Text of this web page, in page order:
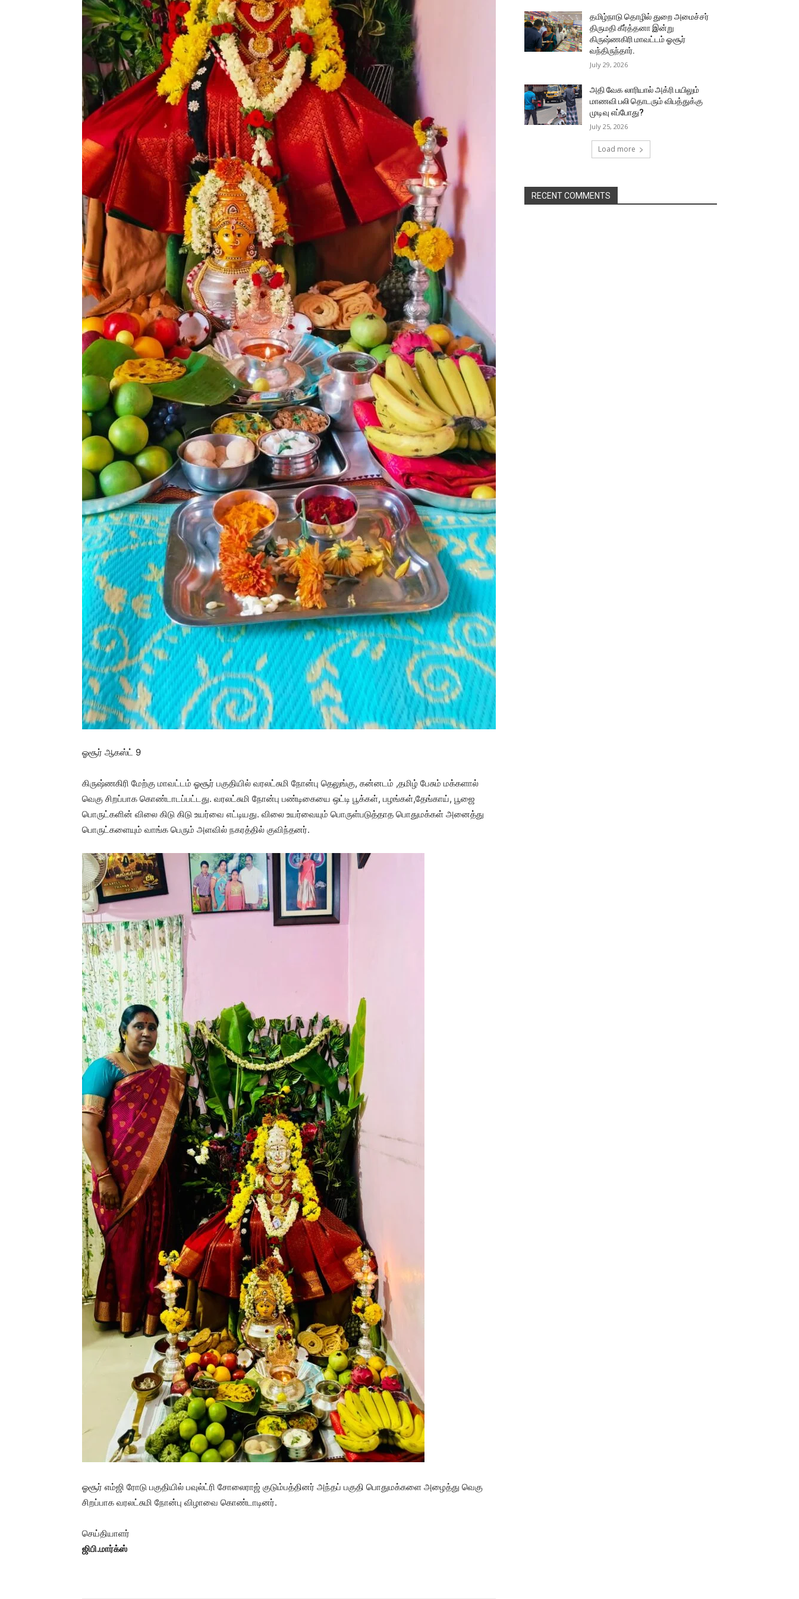
ஓசூர் ஆகஸ்ட் 9
கிருஷ்ணகிரி மேற்கு மாவட்டம் ஓசூர் பகுதியில் வரலட்சுமி நோன்பு தெலுங்கு, கன்னடம் ,தமிழ் பேசும் மக்களால்
வெகு சிறப்பாக கொண்டாடப்பட்டது. வரலட்சுமி நோன்பு பண்டிகையை ஒட்டி பூக்கள், பழங்கள்,தேங்காய், பூஜை
பொருட்களின் விலை கிடு கிடு உயர்வை எட்டியது. விலை உயர்வையும் பொருள்படுத்தாத பொதுமக்கள் அனைத்து
பொருட்களையும் வாங்க பெரும் அளவில் நகரத்தில் குவிந்தனர்.
ஓசூர் எம்ஜி ரோடு பகுதியில் பவுல்ட்ரி சோலைராஜ் குடும்பத்தினர் அந்தப் பகுதி பொதுமக்களை அழைத்து வெகு
சிறப்பாக வரலட்சுமி நோன்பு விழாவை கொண்டாடினர்.
செய்தியாளர்
ஜிபி.மார்க்ஸ்
தமிழ்நாடு தொழில் துறை அமைச்சர்
திருமதி கீர்த்தனா இன்று
கிருஷ்ணகிரி மாவட்டம் ஓசூர்
வந்திருந்தார்.
July 29, 2026
அதி வேக லாரியால் அக்ரி பயிலும்
மாணவி பலி தொடரும் விபத்துக்கு
முடிவு எப்போது?
July 25, 2026
Load more
RECENT COMMENTS